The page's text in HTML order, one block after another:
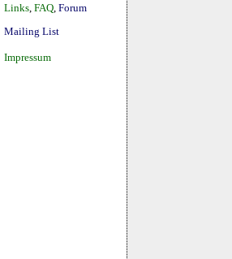
Links FAQ Forum
Mailing List
Impressum